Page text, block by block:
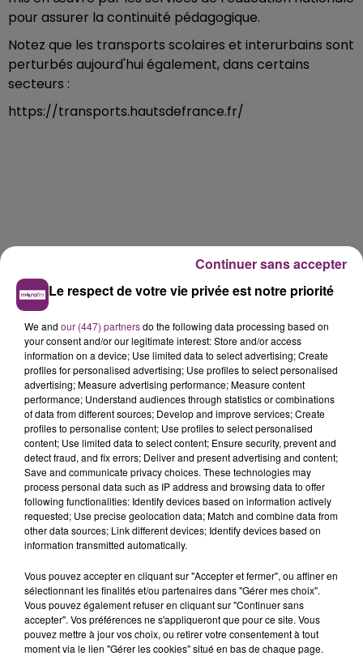
pour assurer la continuité pédagogique.
Notez que les transports scolaires et interurbains sont
perturbés aujourd'hui également, dans certains
secteurs :
https://transports.hautsdefrance.fr/
La Bulle - Guinguette éphémère
de Frelinghien !
Le respect de votre vie privée est notre priorité
We and our (447) partnersdo the following data processing based on
your consent and/or our legitimate interest: Store and/or access
information on a device; Use limited data to select advertising; Create
profiles for personalised advertising; Use profiles to select personalised
advertising; Measure advertising performance; Measure content
performance; Understand audiences through statistics or combinations
of data from different sources; Develop and improve services; Create
profiles to personalise content; Use profiles to select personalised
content; Use limited data to select content; Ensure security, prevent and
detect fraud, and fix errors; Deliver and present advertising and content;
Save and communicate privacy choices. These technologies may
process personal data such as IP address and browsing data to offer
following functionalities: Identify devices based on information actively
requested; Use precise geolocation data; Match and combine data from
other data sources; Link different devices; Identify devices based on
information transmitted automatically.
Vous pouvez accepter en cliquant sur "Accepter et fermer", ou affiner en
sélectionnant les finalités et/ou partenaires dans "Gérer mes choix".
Vous pouvez également refuser en cliquant sur "Continuer sans
accepter". Vos préférences ne s'appliqueront que pour ce site. Vous
pouvez mettre à jour vos choix, ou retirer votre consentement à tout
moment via le lien "Gérer les cookies" situé en bas de chaque page.
Continuer sans accepter